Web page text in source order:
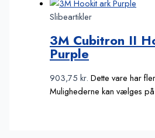
Slibeartikler
3M Cubitron II
Purple
903,75kr. Dette vare har
Mulighederne kan vælges